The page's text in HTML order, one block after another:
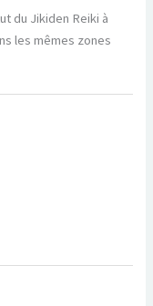
du Jikiden Reiki à
les mêmes zones